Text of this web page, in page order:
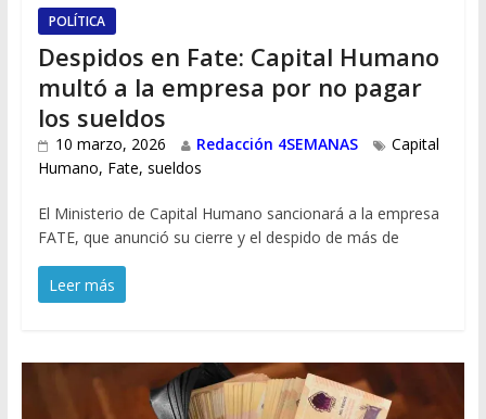
POLÍTICA
Despidos en Fate: Capital Humano
multó a la empresa por no pagar
los sueldos
10 marzo, 2026 Redacción 4SEMANAS
Capital
Humano, Fate, sueldos
El Ministerio de Capital Humano sancionará a la empresa
FATE, que anunció su cierre y el despido de más de
Leer más